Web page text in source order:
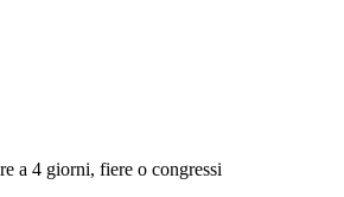
a 4 giorni, fiere o congressi